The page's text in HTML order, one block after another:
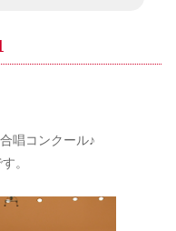
唱コンクール♪
。